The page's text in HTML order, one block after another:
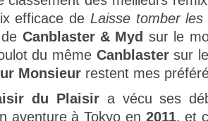
efficace de Laisse tomber
Canblaster & Myd sur le
du même Canblastersur
Monsieur restent mes
du Plaisira vécu ses
aventure à Tokyo en 2011, et